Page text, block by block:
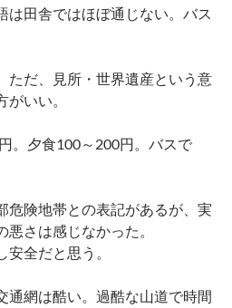
は田舎ではほぼ通じない。バス
ただ、見所・世界遺産という意
いい。
。夕食100～200円。バスで
危険地帯との表記があるが、実
さは感じなかった。
全だと思う。
通網は酷い。過酷な山道で時間